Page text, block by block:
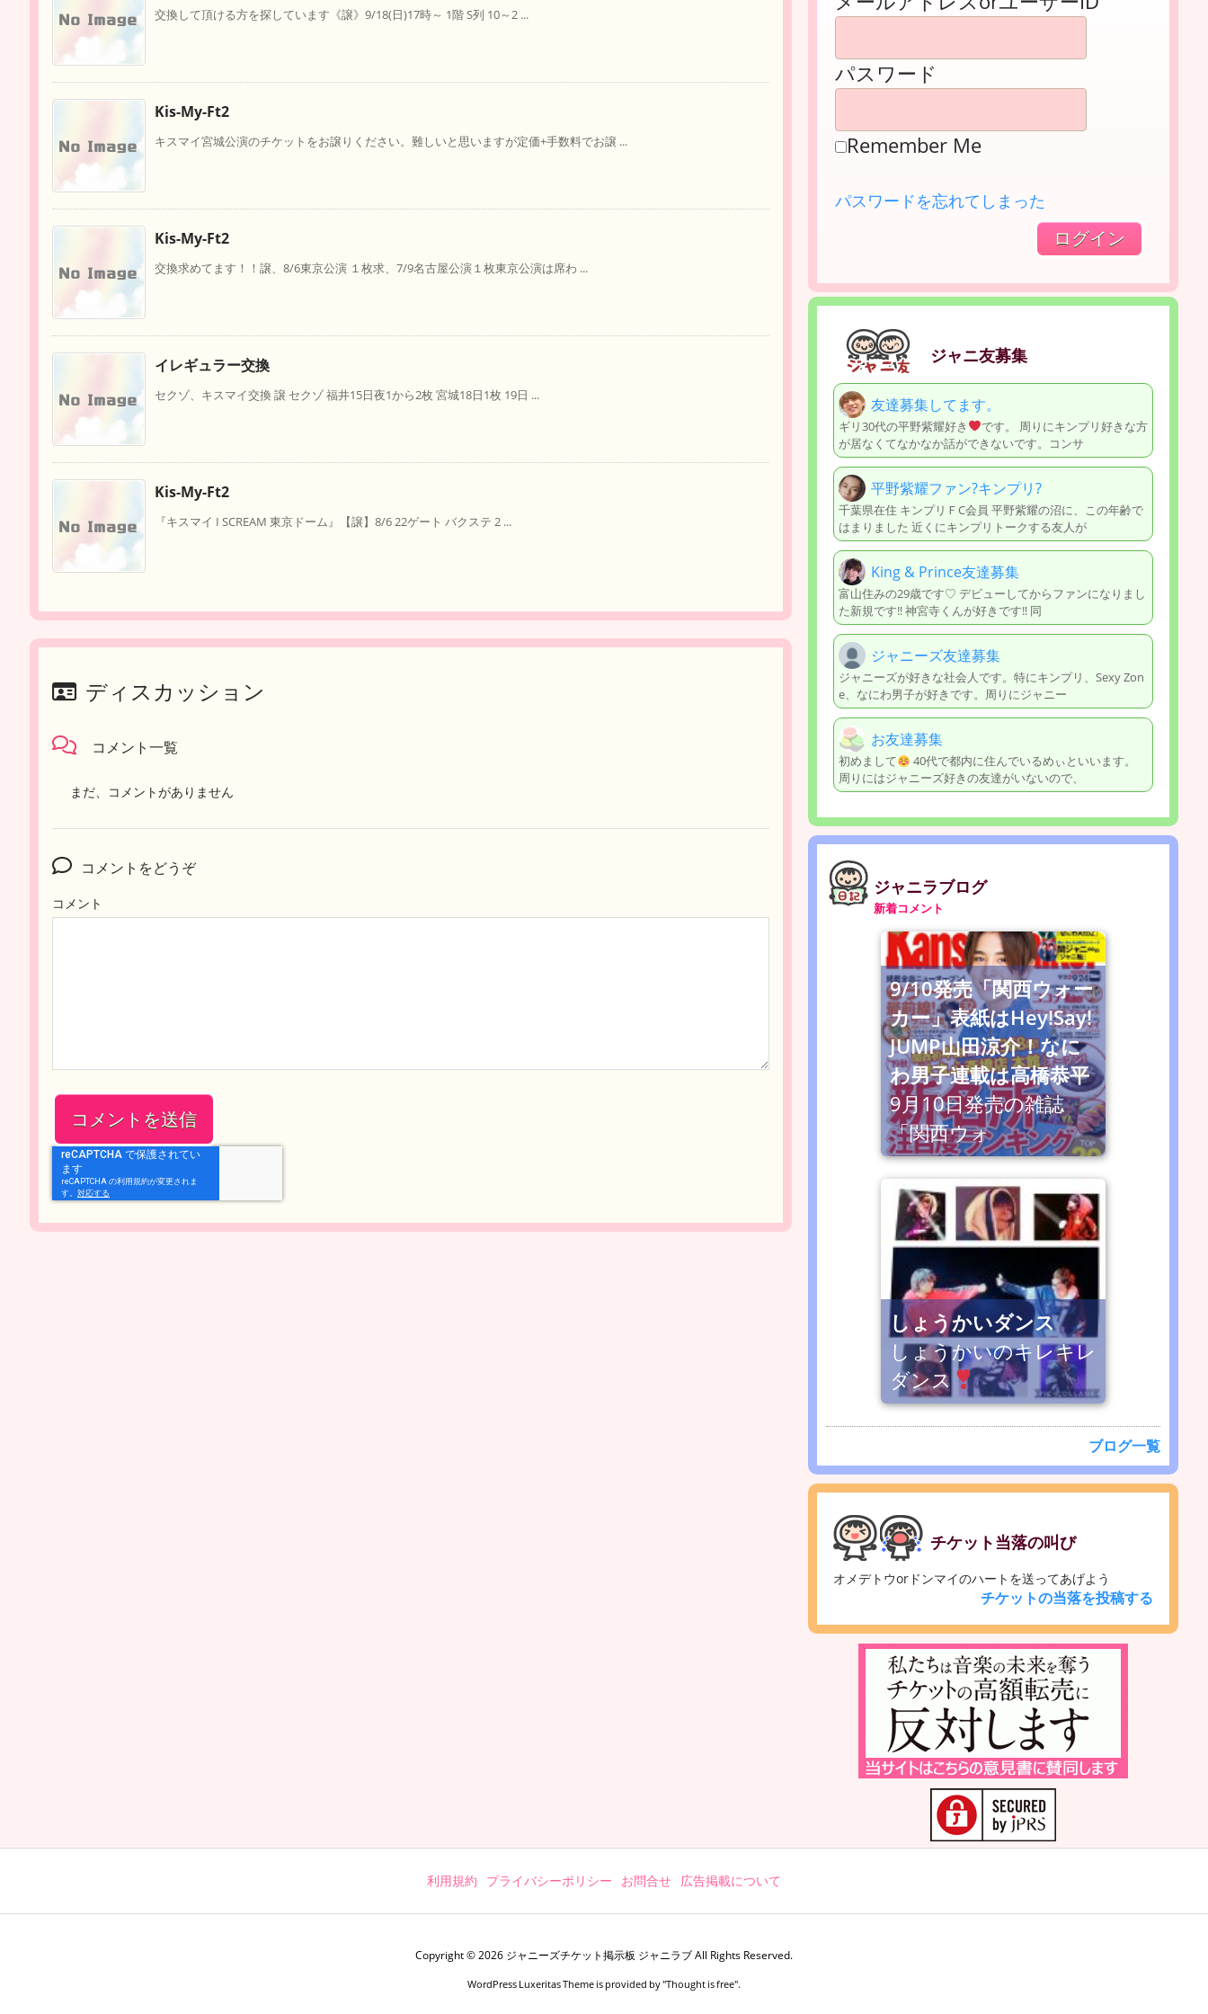
交換して頂ける方を探しています《譲》9/18(日)17時～ 1階 S列 10～2 ...
Kis-My-Ft2
キスマイ宮城公演のチケットをお譲りください。難しいと思いますが定価+手数料でお譲 ...
Kis-My-Ft2
交換求めてます！！譲、8/6東京公演 １枚求、7/9名古屋公演１枚東京公演は席わ ...
イレギュラー交換
セクゾ、キスマイ交換 譲 セクゾ 福井15日夜1から2枚 宮城18日1枚 19日 ...
Kis-My-Ft2
『キスマイ I SCREAM 東京ドーム』【譲】8/6 22ゲート バクステ 2 ...
ディスカッション
コメント一覧
まだ、コメントがありません
コメントをどうぞ
コメント
パスワード
Remember Me
パスワードを忘れてしまった
ジャニ友募集
友達募集してます。
ギリ30代の平野紫耀好き
です。 周りにキンプリ好きな方
が居なくてなかなか話ができないです。コンサ
平野紫耀ファン?キンプリ?
千葉県在住 キンプリＦC会員 平野紫耀の沼に、この年齢で
はまりました 近くにキンプリトークする友人が
King & Prince友達募集
富山住みの29歳です♡ デビューしてからファンになりまし
た新規です‼︎ 神宮寺くんが好きです‼︎ 同
ジャニーズ友達募集
ジャニーズが好きな社会人です。特にキンプリ、Sexy Zon
e、なにわ男子が好きです。周りにジャニー
お友達募集
初めまして
40代で都内に住んでいるめぃといいます。
周りにはジャニーズ好きの友達がいないので、
ジャニラブログ
新着コメント
9/10発売「関西ウォー
カー」表紙はHey!Say!
JUMP山田涼介！なに
わ男子連載は高橋恭平
9月10日発売の雑誌
「関西ウォ
しょうかいダンス
しょうかいのキレキレ
ダンス
ブログ一覧
チケット当落の叫び
オメデトウorドンマイのハートを送ってあげよう
チケットの当落を投稿する
利用規約 プライバシーポリシー お問合せ 広告掲載について
Copyright ©2026 ジャニーズチケット掲示板 ジャニラブAll Rights Reserved.
WordPress Luxeritas Theme is provided by "Thought is free".